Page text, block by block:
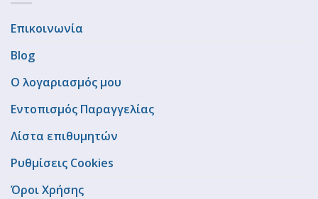
Επικοινωνία
Blog
Ο λογαριασμός μου
Εντοπισμός Παραγγελίας
Λίστα επιθυμητών
Ρυθμίσεις Cookies
Όροι Χρήσης